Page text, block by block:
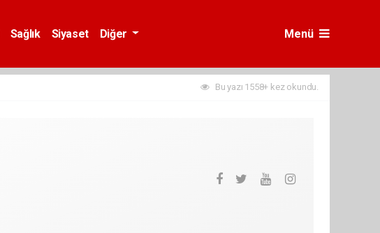
Sağlık Siyaset Diğer Menü
Bu yazı 1558+ kez okundu.